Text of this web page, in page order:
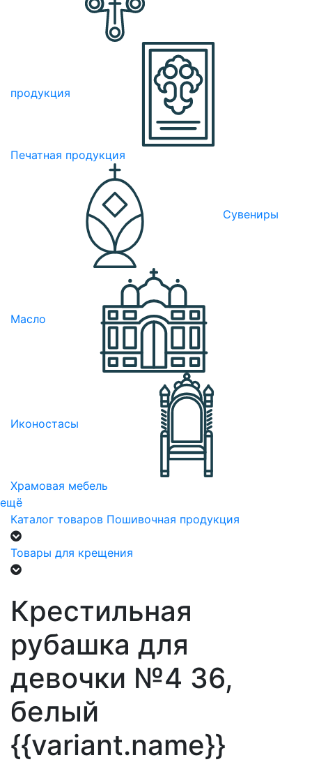
продукция
Печатная продукция
Сувениры
Масло
Иконостасы
Храмовая мебель
ещё
Каталог товаров Пошивочная продукция
Товары для крещения
Крестильная
рубашка для
девочки №4 36,
белый
{{variant.name}}